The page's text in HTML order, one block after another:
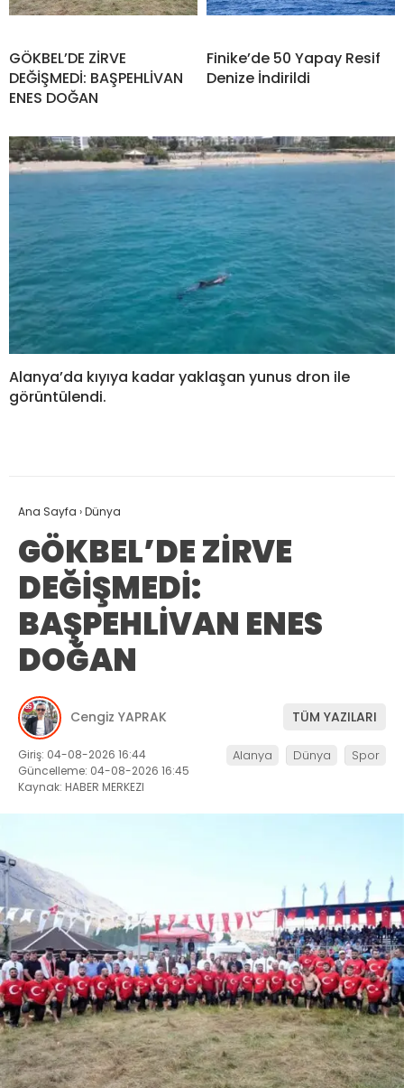
GÖKBEL’DE ZİRVE
DEĞİŞMEDİ: BAŞPEHLİVAN
ENES DOĞAN
Finike’de 50 Yapay Resif
Denize İndirildi
Alanya’da kıyıya kadar yaklaşan yunus dron ile
görüntülendi.
Ana Sayfa ›Dünya
GÖKBEL’DE ZİRVE
DEĞİŞMEDİ:
BAŞPEHLİVAN ENES
DOĞAN
Cengiz YAPRAK TÜM YAZILARI
Giriş: 04-08-2026 16:44
Güncelleme: 04-08-2026 16:45
Kaynak: HABER MERKEZI
Alanya Dünya Spor